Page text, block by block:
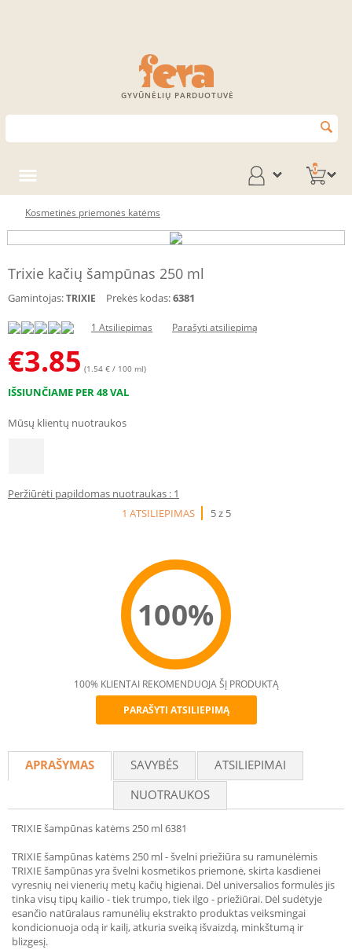
GYVŪNĖLIŲ PARDUOTUVĖ
0
Kosmetinės priemonės katėms
Trixie kačių šampūnas 250 ml
Gamintojas:TRIXIE Prekės kodas:6381
1 Atsiliepimas Parašyti atsiliepimą
€3.85 (1.54 € / 100 ml)
IŠSIUNČIAME PER 48 VAL
Mūsų klientų nuotraukos
Peržiūrėti papildomas nuotraukas : 1
1 ATSILIEPIMAS
5 z 5
100%
Recommend
100% KLIENTAI REKOMENDUOJA ŠĮ PRODUKTĄ
PARAŠYTI ATSILIEPIMĄ
APRAŠYMAS SAVYBĖS
ATSILIEPIMAI
NUOTRAUKOS
TRIXIE šampūnas katėms 250 ml 6381
TRIXIE šampūnas katėms 250 ml - švelni priežiūra su ramunėlėmis
TRIXIE šampūnas yra švelni kosmetikos priemonė, skirta kasdienei
vyresnių nei vienerių metų kačių higienai. Dėl universalios formulės jis
tinka visų tipų kailio - tiek trumpo, tiek ilgo - priežiūrai. Dėl sudėtyje
esančio natūralaus ramunėlių ekstrakto produktas veiksmingai
kondicionuoja odą ir kailį, atkuria sveiką išvaizdą, minkštumą ir
blizgesį.